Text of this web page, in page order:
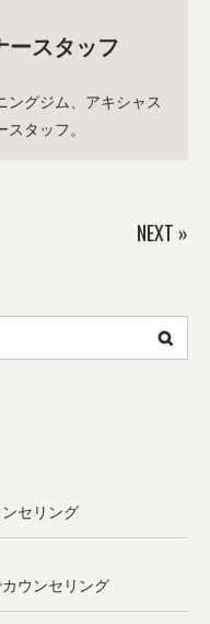
スタッフ
ングジム、アキシャス
タッフ。
NEXT »
セリング
ウンセリング